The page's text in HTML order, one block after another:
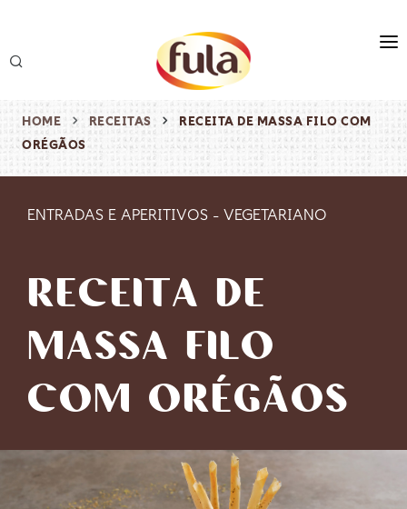
produtos
receitas
HOME RECEITAS
RECEITA DE MASSA FILO COM
ORÉGÃOS
ENTRADAS E APERITIVOS - VEGETARIANO
RECEITA DE
MASSA FILO
COM ORÉGÃOS